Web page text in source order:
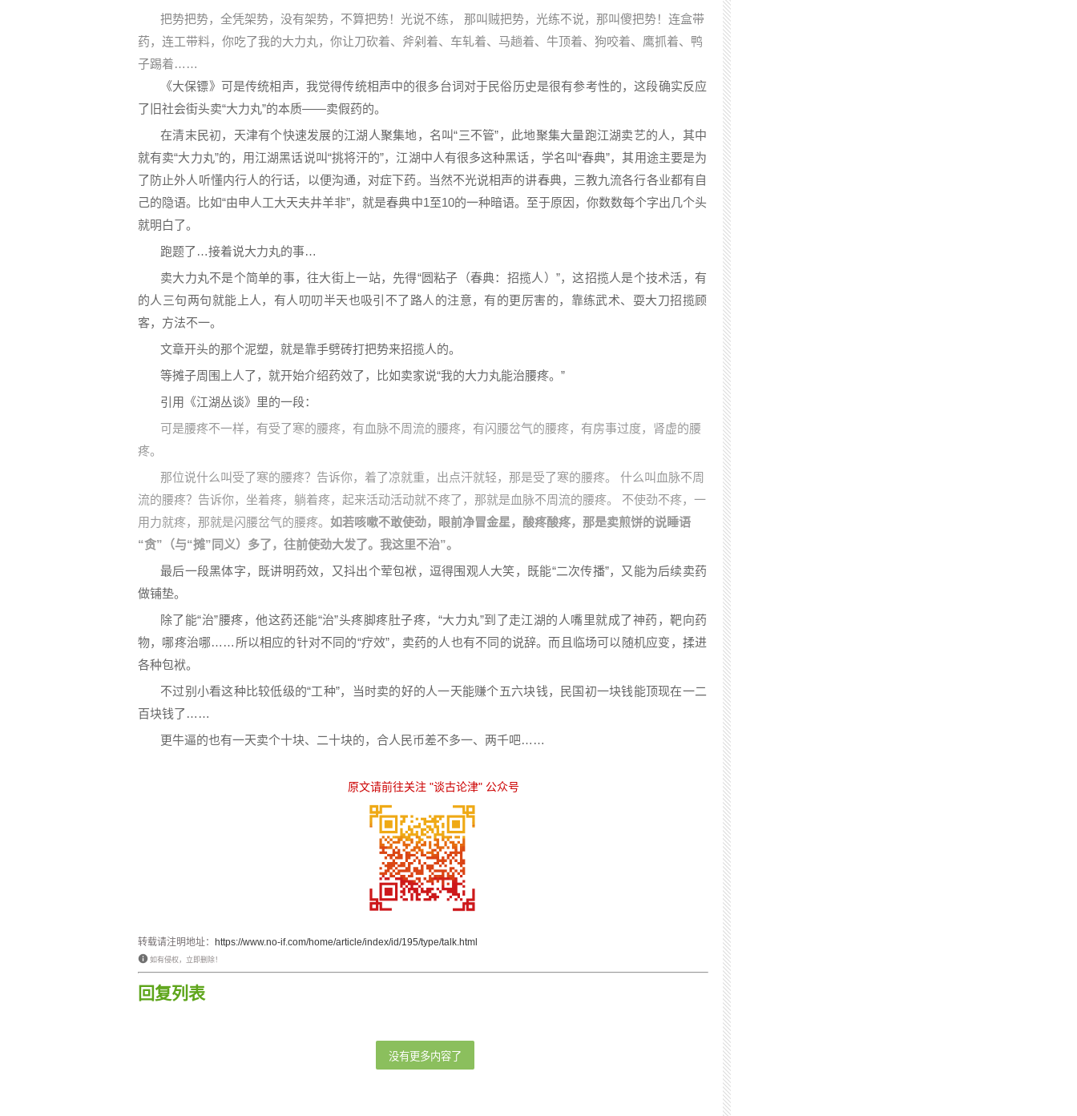
把势把势，全凭架势，没有架势，不算把势！光说不练， 那叫贼把势，光练不说，那叫傻把势！连盒带
药，连工带料，你吃了我的大力丸，你让刀砍着、斧剁着、车轧着、马趟着、牛顶着、狗咬着、鹰抓着、鸭
子踢着……
《大保镖》可是传统相声，我觉得传统相声中的很多台词对于民俗历史是很有参考性的，这段确实反应
了旧社会街头卖“大力丸”的本质——卖假药的。
在清末民初，天津有个快速发展的江湖人聚集地，名叫“三不管”，此地聚集大量跑江湖卖艺的人，其中
就有卖“大力丸”的，用江湖黑话说叫“挑将汗的”，江湖中人有很多这种黑话，学名叫“春典”，其用途主要是为
了防止外人听懂内行人的行话，以便沟通，对症下药。当然不光说相声的讲春典，三教九流各行各业都有自
己的隐语。比如“由申人工大天夫井羊非”，就是春典中1至10的一种暗语。至于原因，你数数每个字出几个头
就明白了。
跑题了…接着说大力丸的事…
卖大力丸不是个简单的事，往大街上一站，先得“圆粘子（春典：招揽人）”，这招揽人是个技术活，有
的人三句两句就能上人，有人叨叨半天也吸引不了路人的注意，有的更厉害的，靠练武术、耍大刀招揽顾
客，方法不一。
文章开头的那个泥塑，就是靠手劈砖打把势来招揽人的。
等摊子周围上人了，就开始介绍药效了，比如卖家说“我的大力丸能治腰疼。”
引用《江湖丛谈》里的一段：
可是腰疼不一样，有受了寒的腰疼，有血脉不周流的腰疼，有闪腰岔气的腰疼，有房事过度，肾虚的腰
疼。
那位说什么叫受了寒的腰疼？告诉你，着了凉就重，出点汗就轻，那是受了寒的腰疼。 什么叫血脉不周
流的腰疼？告诉你，坐着疼，躺着疼，起来活动活动就不疼了，那就是血脉不周流的腰疼。 不使劲不疼，一
用力就疼，那就是闪腰岔气的腰疼。 如若咳嗽不敢使劲，眼前净冒金星，酸疼酸疼，那是卖煎饼的说睡语
“贪”（与“摊”同义）多了，往前使劲大发了。我这里不治”。
最后一段黑体字，既讲明药效，又抖出个荤包袱，逗得围观人大笑，既能“二次传播”，又能为后续卖药
做铺垫。
除了能“治”腰疼，他这药还能“治”头疼脚疼肚子疼，“大力丸”到了走江湖的人嘴里就成了神药，靶向药
物，哪疼治哪……所以相应的针对不同的“疗效”，卖药的人也有不同的说辞。而且临场可以随机应变，揉进
各种包袱。
不过别小看这种比较低级的“工种”，当时卖的好的人一天能赚个五六块钱，民国初一块钱能顶现在一二
百块钱了……
更牛逼的也有一天卖个十块、二十块的，合人民币差不多一、两千吧……
原文请前往关注 "谈古论津" 公众号
转载请注明地址： https://www.no-if.com/home/article/index/id/195/type/talk.html
如有侵权，立即删除！
回复列表
没有更多内容了